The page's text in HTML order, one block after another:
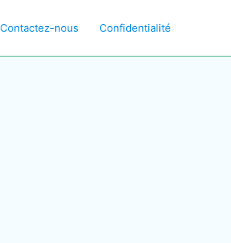
Contactez-nous Confidentialité